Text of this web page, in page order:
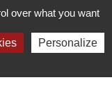
over what you want
Personalize